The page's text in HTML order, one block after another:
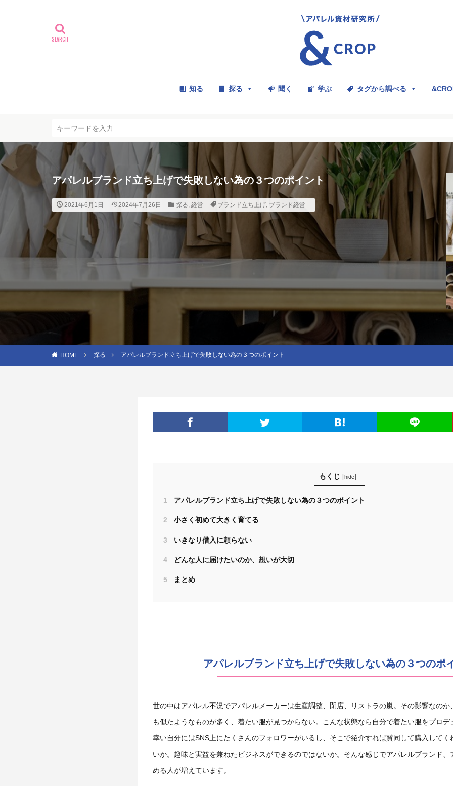
知る 探る 聞く 学ぶ タグから調べる
アパレルブランド立ち上げで失敗しない為の３つのポイント
2021年6月1日 2024年7月26日 探る, 経営 ブランド立ち上げ, ブランド経営
HOME 探る アパレルブランド立ち上げで失敗しない為の３つのポイント
もくじ hide]
1 アパレルブランド立ち上げで失敗しない為の３つのポイント
2 小さく初めて大きく育てる
3 いきなり借入に頼らない
4 どんな人に届けたいのか、想いが大切
5 まとめ
アパレルブランド立ち上げで失敗しない為の３つのポ
世の中はアパレル不況でアパレルメーカーは生産調整、閉店、リストラの嵐。その影響なのか
も似たようなものが多く、着たい服が見つからない。こんな状態なら自分で着たい服をプロ
幸い自分にはSNS 上にたくさんのフォロワーがいるし、そこで紹介すれば賛同して購入して
いか。趣味と実益を兼ねたビジネスができるのではないか。そんな感じでアパレルブランド、
める人が増えています。